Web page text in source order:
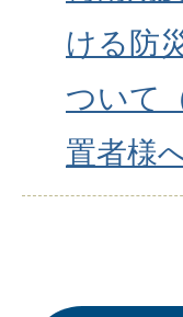
ける防
ついて
置者様へ